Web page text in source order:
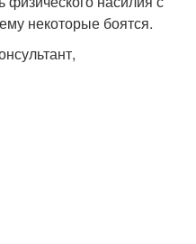
некоторые боятся.